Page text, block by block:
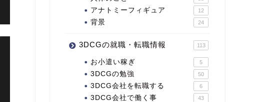
アナトミーフィギュア 12
背景 24
3DCGの就職・転職情報 113
お小遣い稼ぎ 5
3DCGの勉強 50
3DCG会社を転職する 6
3DCG会社で働く事 43